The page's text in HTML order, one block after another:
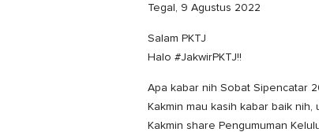
Tegal, 9 Agustus 2022
Salam PKTJ
Halo #JakwirPKTJ!!
Apa kabar nih Sobat Sipencatar
Kakmin mau kasih kabar baik nih,
Kakmin share Pengumuman